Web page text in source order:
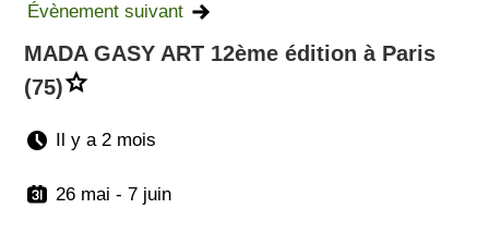
Évènement suivant
MADA GASY ART 12ème édition à Paris
(75)
Il y a 2 mois
26 mai - 7 juin